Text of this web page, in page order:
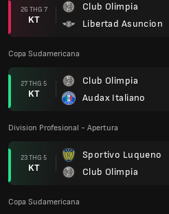
26 THG 7
KT
Club Olimpia
Libertad Asuncion
Copa Sudamericana
27 THG 5
KT
Club Olimpia
Audax Italiano
Division Profesional - Apertura
23 THG 5
KT
Sportivo Luqueno
Club Olimpia
Copa Sudamericana